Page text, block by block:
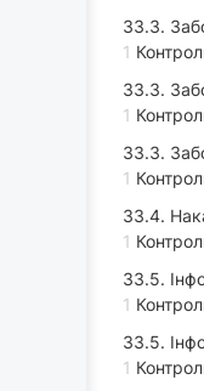
33.3.
1
33.3.
1
33.3.
1
33.4.
1
33.5.
1
33.5.
1